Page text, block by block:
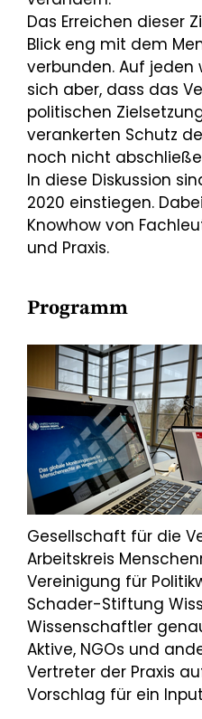
Das Erreichen dieser
Blick eng mit dem
verbunden. Auf jeden
sich aber, dass das
politischen
verankerten Schutz
noch nicht
In diese Diskussion
2020 einstiegen.
Knowhow von
und Praxis.
Programm
Gesellschaft für die
Arbeitskreis
Vereinigung für
Schader-Stiftung
Wissenschaftler
Aktive, NGOs und
Vertreter der Praxis
Vorschlag für ein